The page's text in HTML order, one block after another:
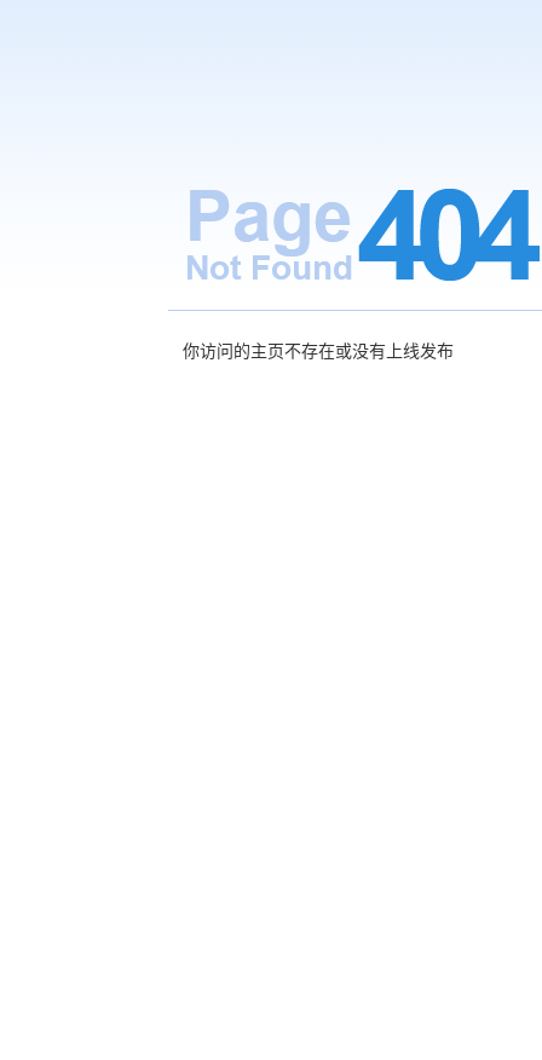
你访问的主页不存在或没有上线发布